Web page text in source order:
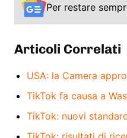
Per restare
Articoli Correlati
USA: la Camera
TikTok fa causa a
TikTok: nuovi